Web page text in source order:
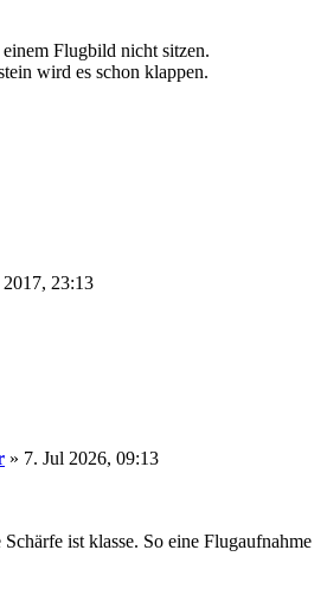
Flugbild nicht sitzen.
wird es schon klappen.
2017, 23:13
» 7. Jul 2026, 09:13
ist klasse. So eine Flugaufnahme